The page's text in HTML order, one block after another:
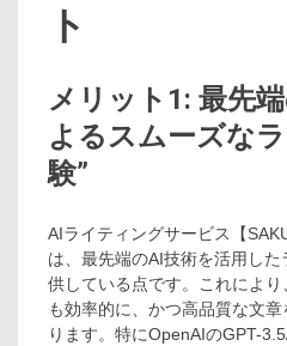
ト
メリット1: 最先
よるスムーズな
験”
AIライティングサービス【
は、最先端のAI技術を活用し
供している点です。これによ
も効率的に、かつ高品質な文
ります。特にOpenAIのGPT-